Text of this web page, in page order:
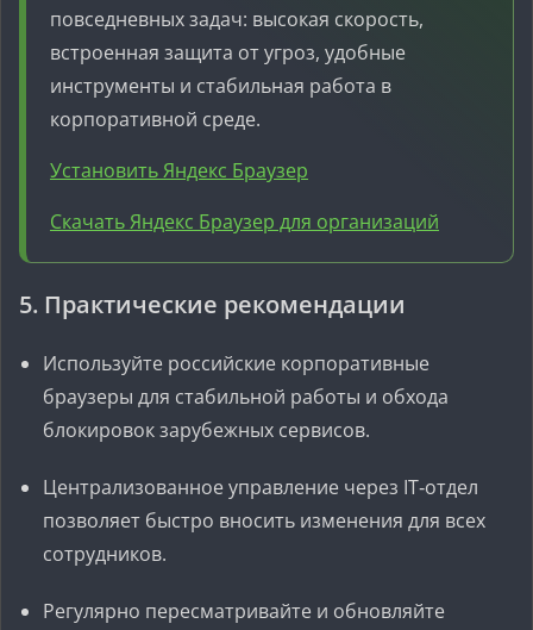
повседневных задач: высокая скорость,
встроенная защита от угроз, удобные
инструменты и стабильная работа в
корпоративной среде.
Установить Яндекс Браузер
Скачать Яндекс Браузер для организаций
5. Практические рекомендации
Используйте российские корпоративные
браузеры для стабильной работы и обхода
блокировок зарубежных сервисов.
Централизованное управление через IT‑отдел
позволяет быстро вносить изменения для всех
сотрудников.
Регулярно пересматривайте и обновляйте